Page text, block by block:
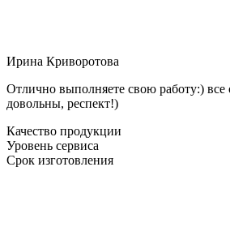
Ирина Криворотова
Отлично выполняете свою работу:) все
довольны, респект!)
Качество продукции
Уровень сервиса
Срок изготовления